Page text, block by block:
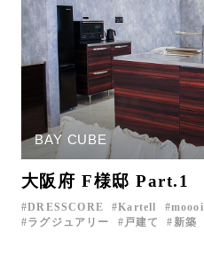
BAY CUBE
大阪府 F様邸 Part.1
DRESSCORE Kartell moooi
ラグジュアリー
戸建て 新築